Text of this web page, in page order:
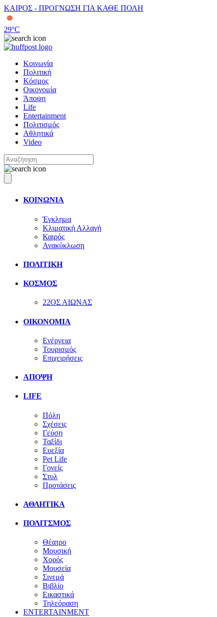
ΚΑΙΡΟΣ - ΠΡΟΓΝΩΣΗ ΓΙΑ ΚΑΘΕ ΠΟΛΗ
29°C
Κοινωνία
Πολιτική
Κόσμος
Οικονομία
Άποψη
Life
Entertainment
Πολιτισμός
Αθλητικά
Video
ΚΟΙΝΩΝΙΑ
Έγκλημα
Κλιματική Αλλαγή
Καιρός
Ανακύκλωση
ΠΟΛΙΤΙΚΗ
ΚΟΣΜΟΣ
22ΟΣ ΑΙΩΝΑΣ
ΟΙΚΟΝΟΜΙΑ
Ενέργεια
Τουρισμός
Επιχειρήσεις
ΑΠΟΨΗ
LIFE
Πόλη
Σχέσεις
Γεύση
Ταξίδι
Ευεξία
Pet Life
Γονείς
Στυλ
Προτάσεις
ΑΘΛΗΤΙΚΑ
ΠΟΛΙΤΣΜΟΣ
Θέατρο
Μουσική
Χορός
Μουσεία
Σινεμά
Βιβλίο
Εικαστικά
Τηλεόραση
ENTERTAINMENT